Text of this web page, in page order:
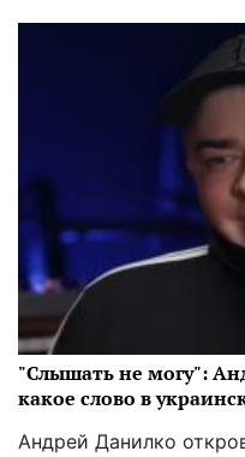
"Слышать не могу":
какое слово в
Андрей Данилко